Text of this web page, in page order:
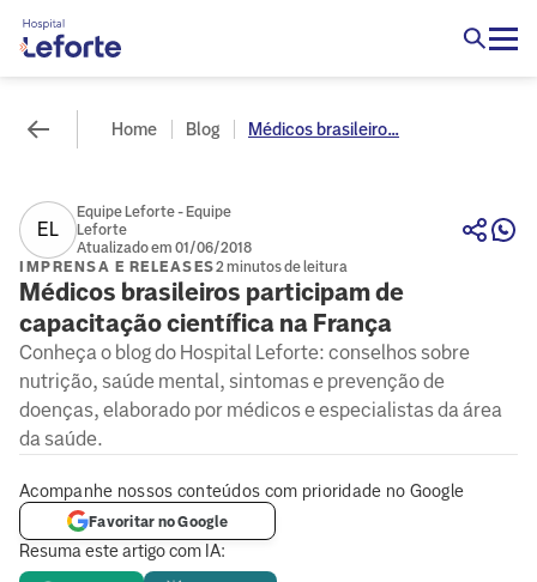
Home Blog Médicos brasileiro...
EL
Equipe Leforte - Equipe
Leforte
Atualizado em 01/06/2018
IMPRENSA E RELEASES2 minutos de leitura
Médicos brasileiros participam de
capacitação científica na França
Conheça o blog do Hospital Leforte: conselhos sobre
nutrição, saúde mental, sintomas e prevenção de
doenças, elaborado por médicos e especialistas da área
da saúde.
Resuma este artigo com IA:
Acompanhe nossos conteúdos com prioridade no Google
Favoritar no Google